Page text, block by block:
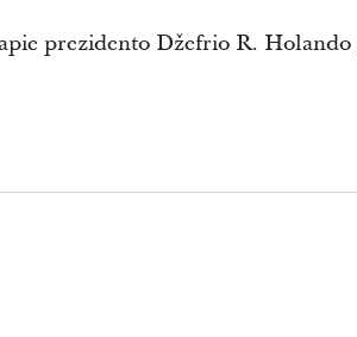
prezidento Džefrio R. Holando